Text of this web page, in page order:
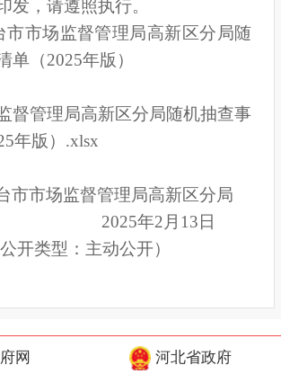
发，请遵照执行。
市市场监督管理局高新区分局随
单（2025年版）
督管理局高新区分局随机抽查事
年版）.xlsx
市市场监督管理局高新区分局
2025年2月13日
公开类型：主动公开）
网 河北省政府